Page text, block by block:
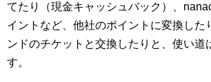
てたり（現金キャッシュバック）、
イントなど、他社のポイントに変換した
ンドのチケットと交換したりと、使い道
す。